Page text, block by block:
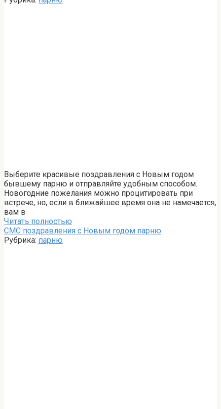
Выберите красивые поздравления с Новым годом
бывшему парню и отправляйте удобным способом.
Новогодние пожелания можно процитировать при
встрече, но, если в ближайшее время она не намечается,
вам в
Читать полностью
СМС поздравления с Новым годом парню
Рубрика: парню